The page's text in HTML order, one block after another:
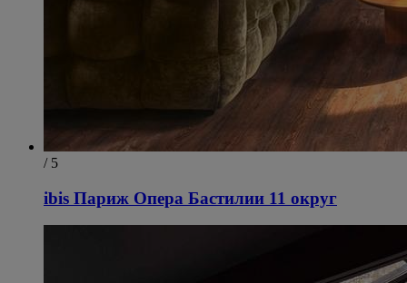
/ 5
ibis Париж Опера Бастилии 11 округ